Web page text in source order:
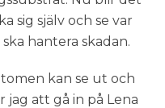
sig själv och se var
hantera skadan.
kan se ut och
att gå in på Lena